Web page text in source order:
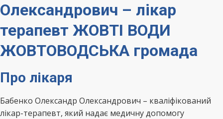
Олександрович – лікар
терапевт ЖОВТІ ВОДИ
ЖОВТОВОДСЬКА громада
Про лікаря
Бабенко Олександр Олександрович – кваліфікований
лікар-терапевт, який надає медичну допомогу